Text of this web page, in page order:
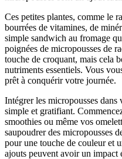
Ces petites plantes, comme le
bourrées de vitamines, de
simple sandwich au fromage
poignées de micropousses de
touche de croquant, mais cela
nutriments essentiels. Vous
prêt à conquérir votre journée.
Intégrer les micropousses
simple et gratifiant.
smoothies ou même vos
saupoudrer des micropousses
pour une touche de couleur et
ajouts peuvent avoir un impact